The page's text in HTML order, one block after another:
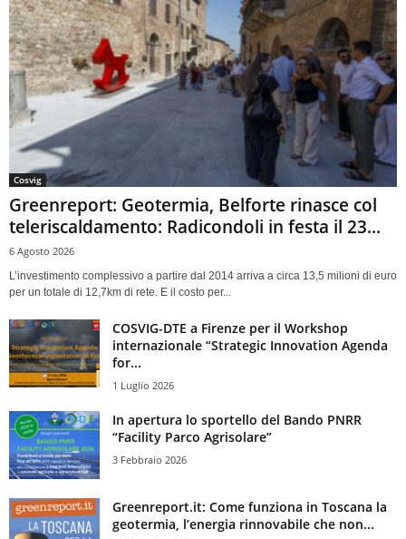
Cosvig
Greenreport: Geotermia, Belforte rinasce col
teleriscaldamento: Radicondoli in festa il 23...
6 Agosto 2026
L’investimento complessivo a partire dal 2014 arriva a circa 13,5 milioni di euro
per un totale di 12,7km di rete. E il costo per...
COSVIG-DTE a Firenze per il Workshop
internazionale “Strategic Innovation Agenda
for...
1 Luglio 2026
In apertura lo sportello del Bando PNRR
“Facility Parco Agrisolare”
3 Febbraio 2026
Greenreport.it: Come funziona in Toscana la
geotermia, l’energia rinnovabile che non...